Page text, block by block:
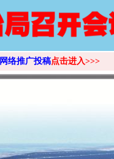
网络推广投稿点击进入>>>